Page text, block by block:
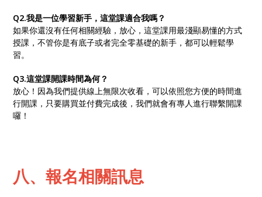
Q2.我是一位學習新手，這堂課適合我嗎？
如果你還沒有任何相關經驗，放心，這堂課用最淺顯易懂的方式
授課，不管你是有底子或者完全零基礎的新手，都可以輕鬆學
習。
Q3.這堂課開課時間為何？
放心！因為我們提供線上無限次收看，可以依照您方便的時間進
行開課，只要購買並付費完成後，我們就會有專人進行聯繫開課
囉！
八、報名相關訊息